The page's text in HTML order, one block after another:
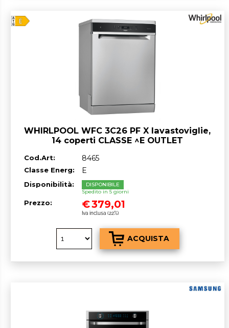
WHIRLPOOL WFC 3C26 PF X lavastoviglie,
14 coperti CLASSE ^E OUTLET
Cod.Art: 8465
Classe Energ: E
Disponibilità:
DISPONIBILE
Spedito in 5 giorni
Prezzo: €379,01
Iva inclusa (22%)